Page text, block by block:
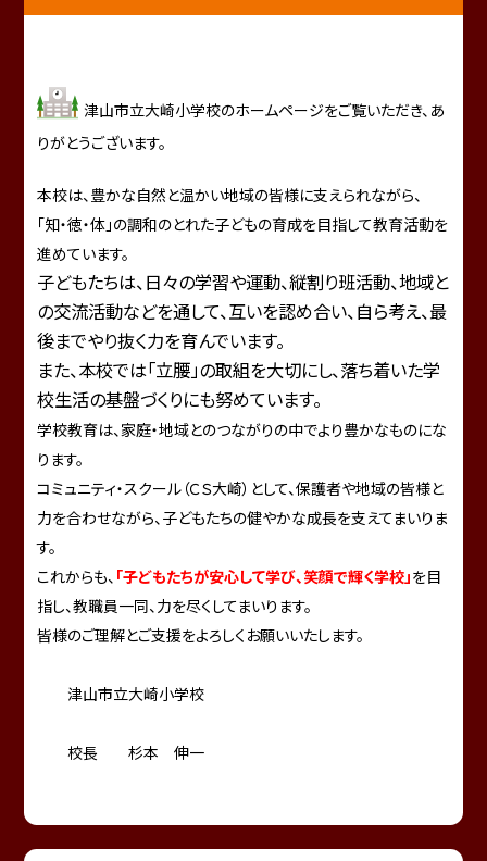
津山市立大崎小学校のホームページをご覧いただき、あ
りがとうございます。
本校は、豊かな自然と温かい地域の皆様に支えられながら、
「知・徳・体」の調和のとれた子どもの育成を目指して教育活動を
進めています。
子どもたちは、日々の学習や運動、縦割り班活動、地域と
の交流活動などを通して、互いを認め合い、自ら考え、最
後までやり抜く力を育んでいます。
また、本校では「立腰」の取組を大切にし、落ち着いた学
校生活の基盤づくりにも努めています。
学校教育は、家庭・地域とのつながりの中でより豊かなものにな
ります。
コミュニティ・スクール（ＣＳ大崎）として、保護者や地域の皆様と
力を合わせながら、子どもたちの健やかな成長を支えてまいりま
す。
これからも、 「子どもたちが安心して学び、笑顔で輝く学校」を目
指し、教職員一同、力を尽くしてまいります。
皆様のご理解とご支援をよろしくお願いいたします。
津山市立大崎小学校
校長 杉本 伸一